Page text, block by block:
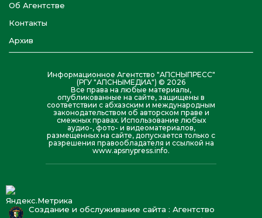
Об Агентстве
Контакты
Архив
Информационное Агентство "АПСНЫПРЕСС"
(РГУ "АПСНЫМЕДИА") © 2026
Все права на любые материалы,
опубликованные на сайте, защищены в
соответствии с абхазским и международным
законодательством об авторском праве и
смежных правах. Использование любых
аудио-, фото- и видеоматериалов,
размещенных на сайте, допускается только с
разрешения правообладателя и ссылкой на
www.apsnypress.info.
Создание и обслуживание сайта : Агентство